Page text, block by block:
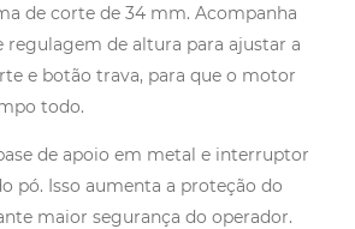
de corte de 34 mm. Acompanha
de altura para ajustar a
e botão trava, para que o motor
todo.
de apoio em metal e interruptor
pó. Isso aumenta a proteção do
maior segurança do operador.